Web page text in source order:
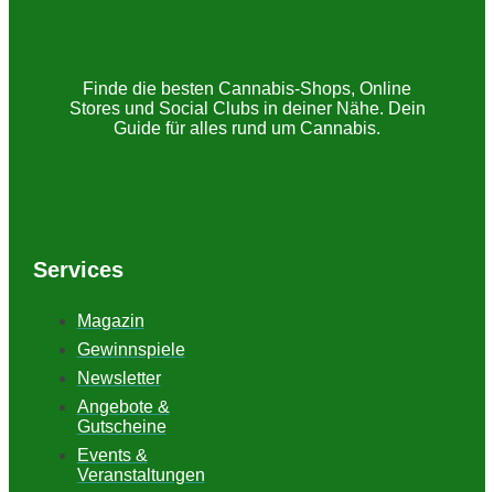
Finde die besten Cannabis-Shops, Online
Stores und Social Clubs in deiner Nähe. Dein
Guide für alles rund um Cannabis.
Services
Magazin
Gewinnspiele
Newsletter
Angebote &
Gutscheine
Events &
Veranstaltungen